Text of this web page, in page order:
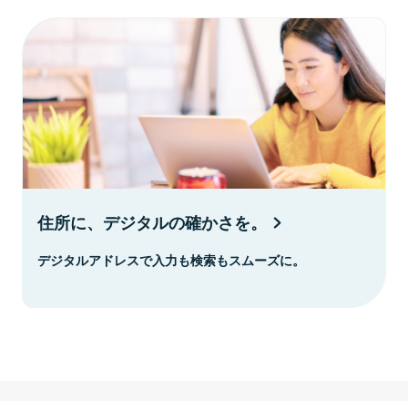
住所に、デジタルの確かさを。
デジタルアドレスで入力も検索もスムーズに。